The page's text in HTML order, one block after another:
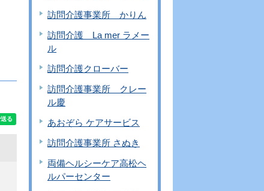
訪問介護事業所 かりん
訪問介護 La mer ラメー
ル
訪問介護クローバー
訪問介護事業所 クレー
ル慶
あおぞら ケアサービス
訪問介護事業所 さぬき
両備ヘルシーケア高松ヘ
ルパーセンター